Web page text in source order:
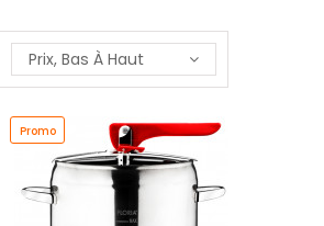
Prix, Bas À Haut
Promo